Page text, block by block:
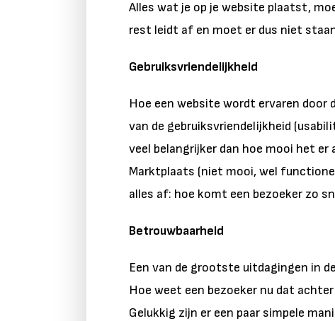
Alles wat je op je website plaatst,
rest leidt af en moet er dus niet
Gebruiksvriendelijkheid
Hoe een website wordt ervaren door
van de gebruiksvriendelijkheid
veel belangrijker dan hoe mooi het
Marktplaats (niet mooi, wel
alles af: hoe komt een bezoeker zo
Betrouwbaarheid
Een van de grootste uitdagingen in
Hoe weet een bezoeker nu dat
Gelukkig zijn er een paar simpele